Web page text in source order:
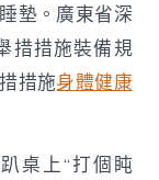
墊。廣東省深
措措施裝備規
措施身體健康
桌上“打個盹